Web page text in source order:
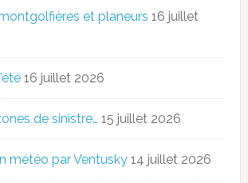
et planeurs 16 juillet
16 juillet 2026
de sinistre… 15 juillet 2026
météo par Ventusky 14 juillet 2026